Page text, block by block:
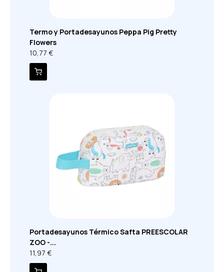
Termo y Portadesayunos Peppa Pig Pretty
Flowers
10,77 €
Portadesayunos Térmico Safta PREESCOLAR
ZOO -...
11,97 €